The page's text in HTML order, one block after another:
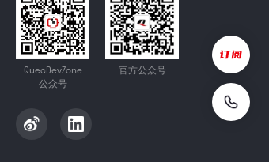
QuecDevZone
公众号
官方公众号